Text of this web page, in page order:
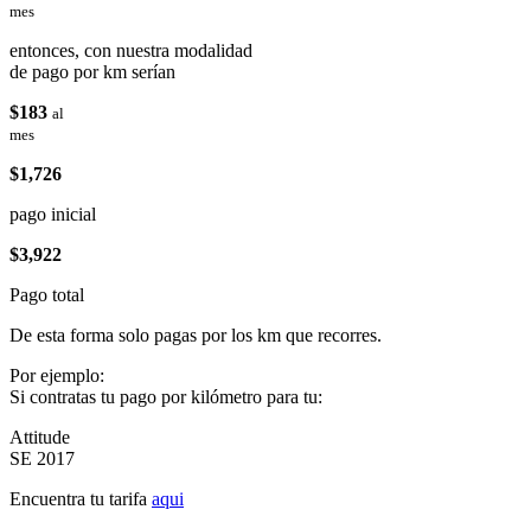
mes
entonces, con nuestra modalidad
de pago por km serían
$183 al
mes
$1,726
pago inicial
$3,922
Pago total
De esta forma solo pagas por los km que recorres.
Por ejemplo:
Si contratas tu pago por kilómetro para tu:
Attitude
SE 2017
Encuentra tu tarifa aqui